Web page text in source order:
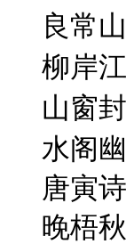
良常
柳岸
山窗
水阁
唐寅
晚梧